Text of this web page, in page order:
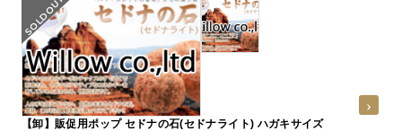
【卸】販促用ポップ セドナの石(セドナライト) ハガキサイズ